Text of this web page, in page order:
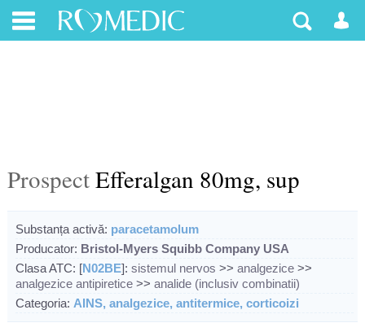
ProspectEfferalgan 80mg, sup
Substanța activă: paracetamolum
Producator: Bristol-Myers Squibb Company USA
Clasa ATC: [N02BE]: sistemul nervos >> analgezice>>
analgezice antipiretice>> analide (inclusiv combinatii)
Categoria: AINS, analgezice, antitermice, corticoizi